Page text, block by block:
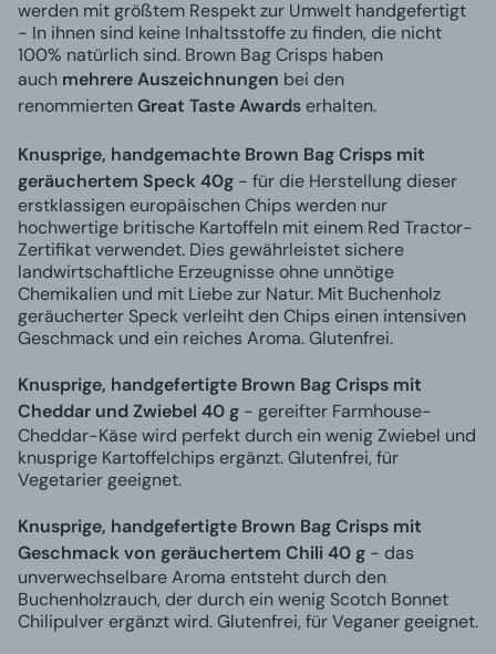
werden mit größtem Respekt zur Umwelt handgefertigt
- In ihnen sind keine Inhaltsstoffe zu finden, die nicht
100% natürlich sind. Brown Bag Crisps haben
auch mehrere Auszeichnungen bei den
renommiertenGreat Taste Awards erhalten.
Knusprige, handgemachte Brown Bag Crisps mit
geräuchertem Speck 40g - für die Herstellung dieser
erstklassigen europäischen Chips werden nur
hochwertige britische Kartoffeln mit einem Red Tractor-
Zertifikat verwendet. Dies gewährleistet sichere
landwirtschaftliche Erzeugnisse ohne unnötige
Chemikalien und mit Liebe zur Natur. Mit Buchenholz
geräucherter Speck verleiht den Chips einen intensiven
Geschmack und ein reiches Aroma. Glutenfrei.
Knusprige, handgefertigte Brown Bag Crisps mit
Cheddar und Zwiebel 40 g - gereifter Farmhouse-
Cheddar-Käse wird perfekt durch ein wenig Zwiebel und
knusprige Kartoffelchips ergänzt. Glutenfrei, für
Vegetarier geeignet.
Knusprige, handgefertigte Brown Bag Crisps mit
Geschmack von geräuchertem Chili 40 g - das
unverwechselbare Aroma entsteht durch den
Buchenholzrauch, der durch ein wenig Scotch Bonnet
Chilipulver ergänzt wird. Glutenfrei, für Veganer geeignet.